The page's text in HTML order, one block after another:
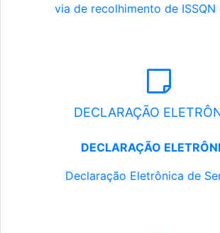
via de recolhimento de ISSQN
DECLARAÇÃO
DECLARAÇÃO
Declaração Eletrônica de